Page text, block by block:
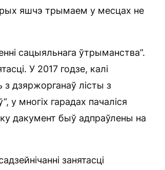
яшчэ трымаем у месцах не
сацыяльнага ўтрыманства”.
У 2017 годзе, калі
з дзяржорганаў лісты з
у многіх гарадах пачаліся
дакумент быў адпраўлены на
занятасці